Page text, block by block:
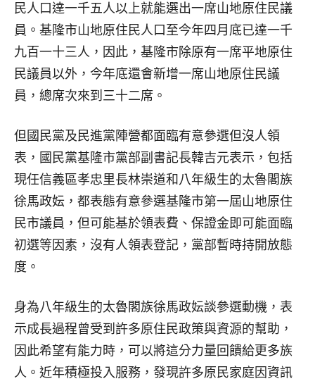
民人口達一千五人以上就能選出一席山地原住民議
員。基隆市山地原住民人口至今年四月底已達一千
九百一十三人，因此，基隆市除原有一席平地原住
民議員以外，今年底還會新增一席山地原住民議
員，總席次來到三十二席。
但國民黨及民進黨陣營都面臨有意參選但沒人領
表，國民黨基隆市黨部副書記長韓吉元表示，包括
現任信義區孝忠里長林崇道和八年級生的太魯閣族
徐馬政妘，都表態有意參選基隆市第一屆山地原住
民市議員，但可能基於領表費、保證金即可能面臨
初選等因素，沒有人領表登記，黨部暫時持開放態
度。
身為八年級生的太魯閣族徐馬政妘談參選動機，表
示成長過程曾受到許多原住民政策與資源的幫助，
因此希望有能力時，可以將這分力量回饋給更多族
人。近年積極投入服務，發現許多原民家庭因資訊